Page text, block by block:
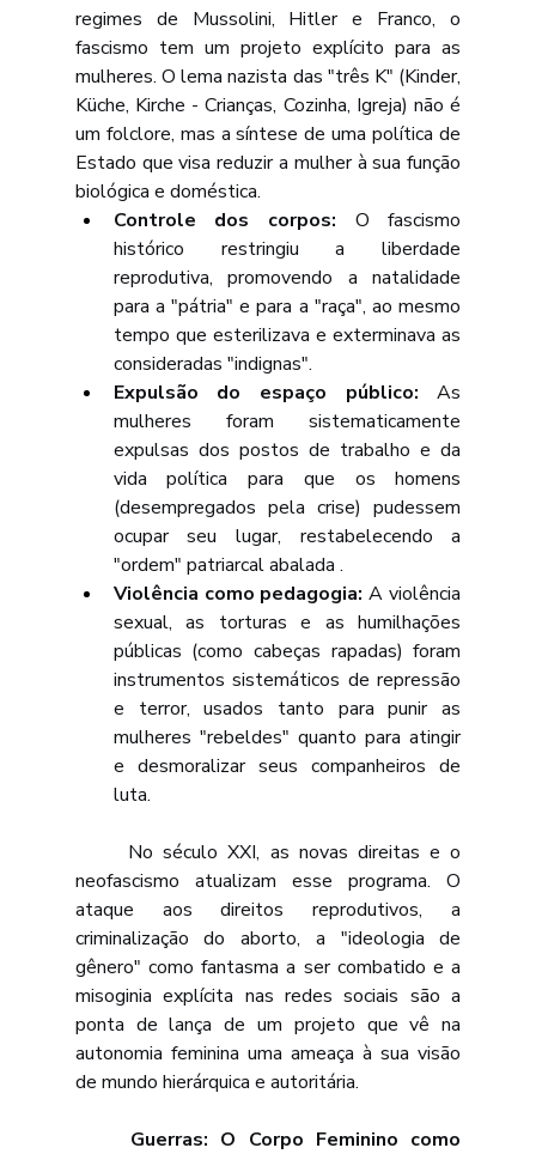
regimes de Mussolini, Hitler e Franco, o
fascismo tem um projeto explícito para as
mulheres. O lema nazista das "três K" (Kinder,
Küche, Kirche - Crianças, Cozinha, Igreja) não é
um folclore, mas a síntese de uma política de
Estado que visa reduzir a mulher à sua função
biológica e doméstica.
Controle dos corpos: O fascismo
histórico restringiu a liberdade
reprodutiva, promovendo a natalidade
para a "pátria" e para a "raça", ao mesmo
tempo que esterilizava e exterminava as
consideradas "indignas".
Expulsão do espaço público: As
mulheres foram sistematicamente
expulsas dos postos de trabalho e da
vida política para que os homens
(desempregados pela crise) pudessem
ocupar seu lugar, restabelecendo a
"ordem" patriarcal abalada .
Violência como pedagogia: A violência
sexual, as torturas e as humilhações
públicas (como cabeças rapadas) foram
instrumentos sistemáticos de repressão
e terror, usados tanto para punir as
mulheres "rebeldes" quanto para atingir
e desmoralizar seus companheiros de
luta.
neofascismo atualizam esse programa. O
ataque aos direitos reprodutivos, a
criminalização do aborto, a "ideologia de
gênero" como fantasma a ser combatido e a
misoginia explícita nas redes sociais são a
ponta de lança de um projeto que vê na
autonomia feminina uma ameaça à sua visão
de mundo hierárquica e autoritária.